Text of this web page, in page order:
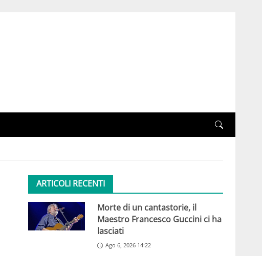
ARTICOLI RECENTI
Morte di un cantastorie, il
Maestro Francesco Guccini ci ha
lasciati
Ago 6, 2026 14:22